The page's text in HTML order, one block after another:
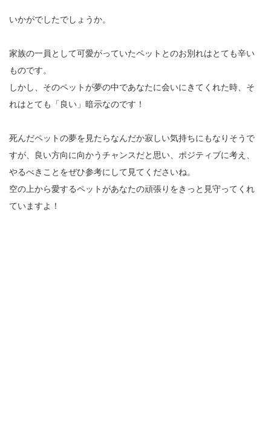
いかがでしたでしょうか。
家族の一員として可愛がっていたペットとのお別れはとても辛い
ものです。
しかし、そのペットが夢の中であなたに会いにきてくれた時、そ
れはとても「良い」暗示なのです！
死んだペットの夢を見たらなんだか寂しい気持ちにもなりそうで
すが、良い方向に向かうチャンスだと思い、ポジティブに考え、
やるべきことをぜひ参考にして見てくださいね。
空の上から愛するペットがあなたの頑張りをきっと見守ってくれ
ていますよ！